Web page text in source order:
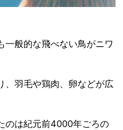
一般的な飛べない鳥がニワ
、羽毛や鶏肉、卵などが広
のは紀元前4000年ごろの